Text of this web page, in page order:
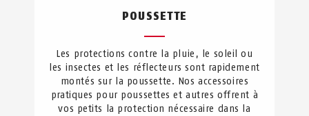
POUSSETTE
Les protections contre la pluie, le soleil ou
les insectes et les réflecteurs sont rapidement
montés sur la poussette. Nos accessoires
pratiques pour poussettes et autres offrent à
vos petits la protection nécessaire dans la